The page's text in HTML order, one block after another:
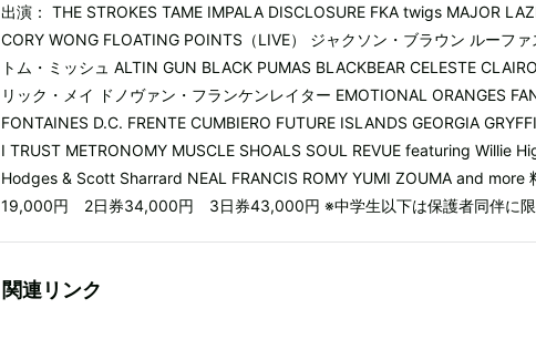
出演： THE STROKES TAME IMPALA DISCLOSURE FKA twigs MAJOR
CORY WONG FLOATING POINTS（LIVE） ジャクソン・ブラウン ルーファ
トム・ミッシュ ALTIN GUN BLACK PUMAS BLACKBEAR CELESTE
リック・メイ ドノヴァン・フランケンレイター EMOTIONAL ORANGES
FONTAINES D.C. FRENTE CUMBIERO FUTURE ISLANDS GEORGIA
I TRUST METRONOMY MUSCLE SHOALS SOUL REVUE featuring Willie
Hodges & Scott Sharrard NEAL FRANCIS ROMY YUMI ZOUMA and more
19,000円 2日券34,000円 3日券43,000円 ※中学生以下は保護者同伴に限
関連リンク